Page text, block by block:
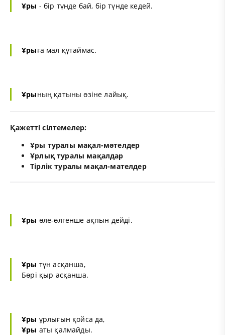
Ұры - бір түнде бай, бір түнде кедей.
Ұрыға мал қүтаймас.
Ұрының қатыны өзіне лайық.
Қажетті сілтемелер:
Ұры туралы мақал-мәтелдер
Ұрлық туралы мақалдар
Тірлік туралы мақал-мателдер
Ұры өле-өлгенше ақпын дейді.
Ұры түн асқанша,
Бөрі қыр асқанша.
Ұры ұрлығын қойса да,
Ұры аты қалмайды.